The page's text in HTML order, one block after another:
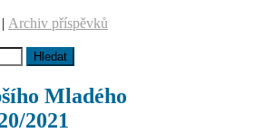
| Archiv příspěvků
Mladého
2021